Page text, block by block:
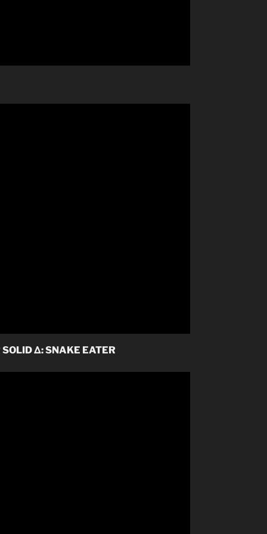
Δ: SNAKE EATER